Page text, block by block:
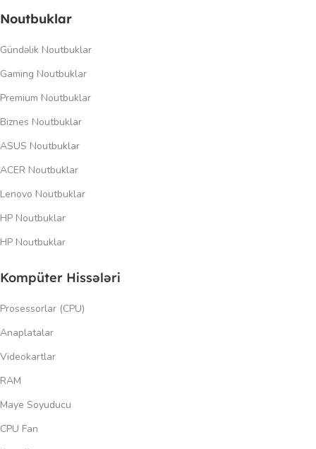
Noutbuklar
Gündəlik Noutbuklar
Gaming Noutbuklar
Premium Noutbuklar
Biznes Noutbuklar
ASUS Noutbuklar
ACER Noutbuklar
Lenovo Noutbuklar
HP Noutbuklar
HP Noutbuklar
Kompüter Hissələri
Prosessorlar (CPU)
Anaplatalar
Videokartlar
RAM
Maye Soyuducu
CPU Fan